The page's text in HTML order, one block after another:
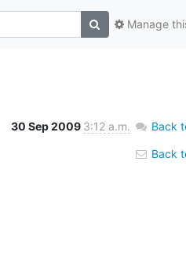
Manage
30 Sep 2009 3:12 a.m. Back
Back